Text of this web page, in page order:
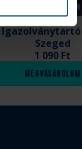
Szeged
1 090 Ft
Megvásárolom